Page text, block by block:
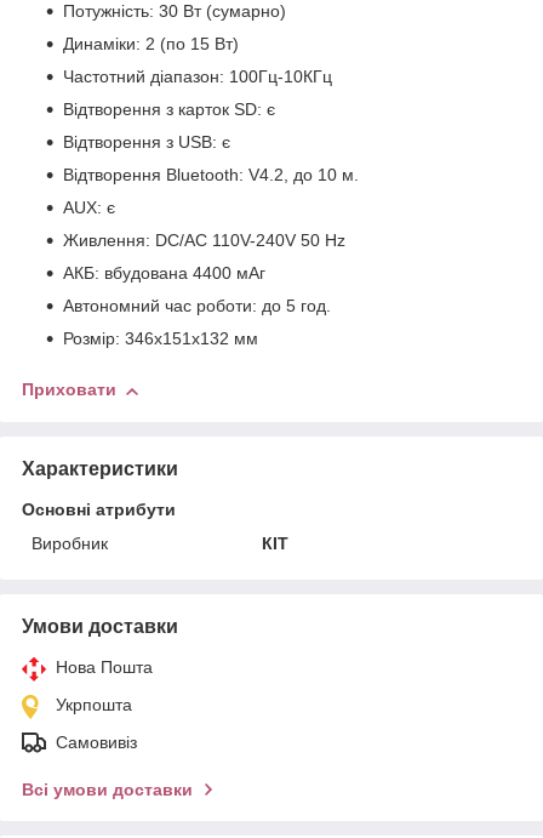
Потужність: 30 Вт (сумарно)
Динаміки: 2 (по 15 Вт)
Частотний діапазон: 100Гц-10КГц
Відтворення з карток SD: є
Відтворення з USB: є
Відтворення Bluetooth: V4.2, до 10 м.
AUX: є
Живлення: DC/AC 110V-240V 50 Hz
АКБ: вбудована 4400 мАг
Автономний час роботи: до 5 год.
Розмір: 346х151х132 мм
Приховати
Характеристики
Основні атрибути
Виробник
КІТ
Умови доставки
Нова Пошта
Укрпошта
Самовивіз
Всі умови доставки